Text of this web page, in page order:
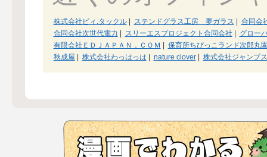
株式会社ビィ.タックル| ステンドグラス工房 夢ガラス
合同会
合同会社次世代電力
スリーエスプロジェクト合同会社
グロー
有限会社ＥＤＪＡＰＡＮ．ＣＯＭ
保育所ちびっこランド次郎丸
秋成屋
株式会社わっはっは nature clover| 株式会社ジャンプス